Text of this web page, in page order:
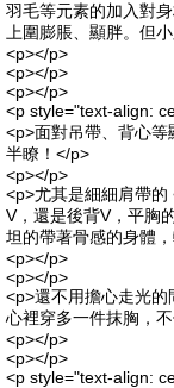
羽毛等元素的加入對
上圍膨脹、顯胖。但
<p></p>
<p></p>
<p></p>
<p style="text-align:
<p>面對吊帶、背心
半瞭！</p>
<p></p>
<p>尤其是細細肩帶
V，還是後背V，平胸
坦的帶著骨感的身體
<p></p>
<p></p>
<p>還不用擔心走光
心裡穿多一件抹胸，
<p></p>
<p></p>
<p style="text-align: